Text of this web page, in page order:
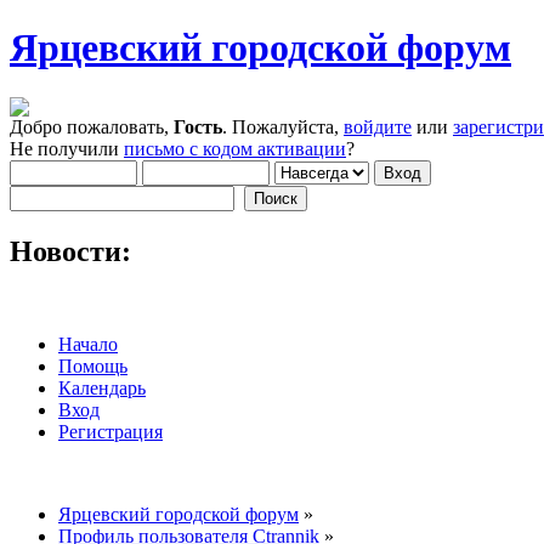
Ярцевский городской форум
Добро пожаловать, Гость. Пожалуйста, войдите или
Не получили письмо с кодом активации?
Новости:
Начало
Помощь
Календарь
Вход
Регистрация
Ярцевский городской форум »
Профиль пользователя Ctrannik »